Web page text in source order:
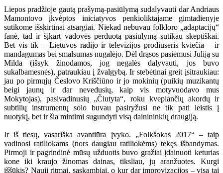
Liepos pradžioje gautą prašymą-pasiūlymą sudalyvauti dar Andriaus
Mamontovo įkvėptos iniciatyvos penkioliktajame gimtadienyje
sutikome išskirtinai atsargiai. Niekad nebuvau folkloro „adaptacijų“
fanė, tad ir šįkart vadovės perduotą pasiūlymą sutikau skeptiškai.
Bet vis tik – Lietuvos radijo ir televizijos prodiuseris kviečia – ir
mandagumas bei smalsumas nugalėjo. Dėl drąsos pasiėmusi Juliją su
Milda (išsyk žinodamos, jog negalės dalyvauti, jos buvo
sukalbamesnės), patraukiau į žvalgybą. Ir stebėtinai greit įsitraukiau:
jau po pirmųjų Česlovo Kriščiūno ir jo mokinių (puikių muzikantų
beigi jaunų ir dar nevedusių, kaip vis motyvuodavo mus
Mokytojas), pasivadinusių „Čiutyta“, roku kvepiančių akordų ir
subtilių instrumentų solo buvau pasiryžusi ne tik pati leistis į
nuotykį, bet ir šia mintimi sugundyti visą dainininkių draugiją.
Ir iš tiesų, vasariška avantiūra įvyko. „Folkšokas 2017“ – taip
vadinosi ratiliokams (nors daugiau ratiliokėms) tekęs išbandymas.
Pirmoji ir pagrindinė mūsų užduotis buvo gražiai įdainuoti keturias
kone iki kraujo žinomas dainas, tiksliau, jų aranžuotes. Kurgi
iššūkis? Nauji ritmai, sąskambiai, o kur dar improvizacijos – visa tai